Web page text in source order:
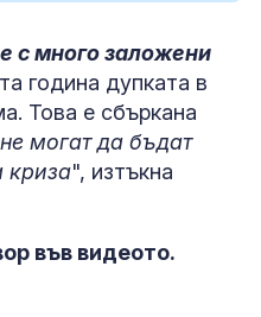
с много заложени
година дупката в
Това е сбъркана
могат да бъдат
криза", изтъкна
във видеото.